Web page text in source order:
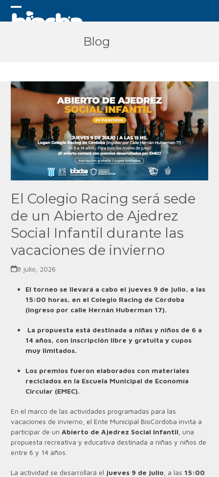
Skip
Open
Close
Blog
El Colegio Racing será sede
de un Abierto de Ajedrez
Social Infantil durante las
vacaciones de invierno
8 julio, 2026
El torneo se llevará a cabo el jueves 9 de julio, a las
15:00 horas, en el Colegio Racing de Córdoba
(ingreso por calle Hernán Huberman 17).
La propuesta está destinada a niñas y niños de 6 a
14 años, con inscripción libre y gratuita y cupos
muy limitados.
Los premios fueron elaborados con materiales
reciclados en la Escuela Municipal de Economía
Circular (EMEC).
En el marco de las actividades programadas para las
vacaciones de invierno, el Ente Municipal BioCórdoba invita a
participar de unAbierto de Ajedrez Social Infantil , una
propuesta recreativa y educativa destinada a niñas y niños de
entre 6 y 14 años.
La actividad se desarrollará el jueves 9 de julio , a las 15:00